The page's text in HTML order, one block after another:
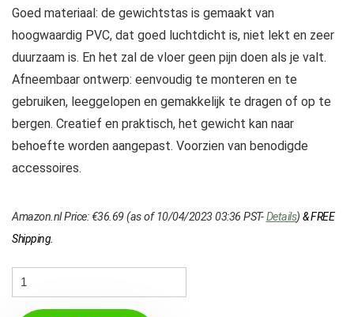
Goed materiaal: de gewichtstas is gemaakt van
hoogwaardig PVC, dat goed luchtdicht is, niet lekt en zeer
duurzaam is. En het zal de vloer geen pijn doen als je valt.
Afneembaar ontwerp: eenvoudig te monteren en te
gebruiken, leeggelopen en gemakkelijk te dragen of op te
bergen. Creatief en praktisch, het gewicht kan naar
behoefte worden aangepast. Voorzien van benodigde
accessoires.
Amazon.nl Price:€36.69(as of 10/04/2023 03:36 PST-Details) &FREE
Shipping.